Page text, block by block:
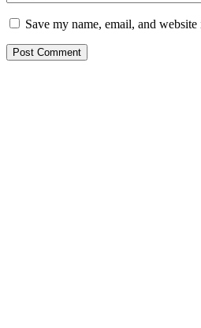
Save my name, email, and